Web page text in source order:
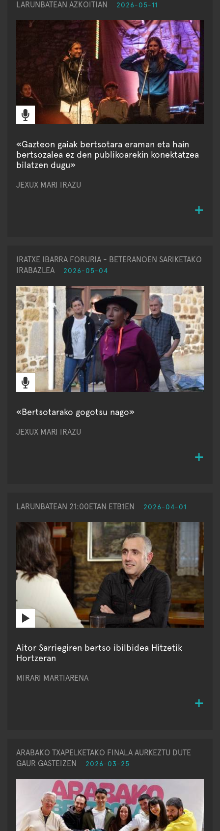
LARUNBATEAN AZKOITIAN 2026-05-11
«Gazteon gaiak bertsotara eraman eta hain
bertsozalea ez den publikoarekin konektatzea
bilatzen dugu»
JEXUX MARI IRAZU
IRATXE IBARRA FORURIA - BETERANOEN SARIKETAKO
IRABAZLEA
2026-05-04
«Bertsotarako gogotsu nago»
JEXUX MARI IRAZU
LARUNBATEAN 21:00ETAN ETB1EN 2026-04-01
Aitor Sarriegiren bertso ibilbidea Hitzetik
Hortzeran
MIRARI MARTIARENA
ARABAKO TXAPELKETAKO FINALA AURKEZTU DUTE
GAUR GASTEIZEN
2026-03-25